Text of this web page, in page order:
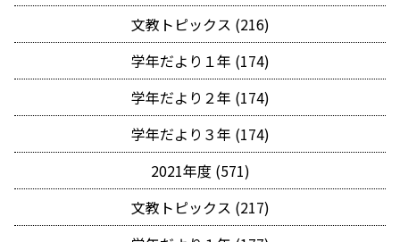
文教トピックス (216)
学年だより１年 (174)
学年だより２年 (174)
学年だより３年 (174)
2021年度 (571)
文教トピックス (217)